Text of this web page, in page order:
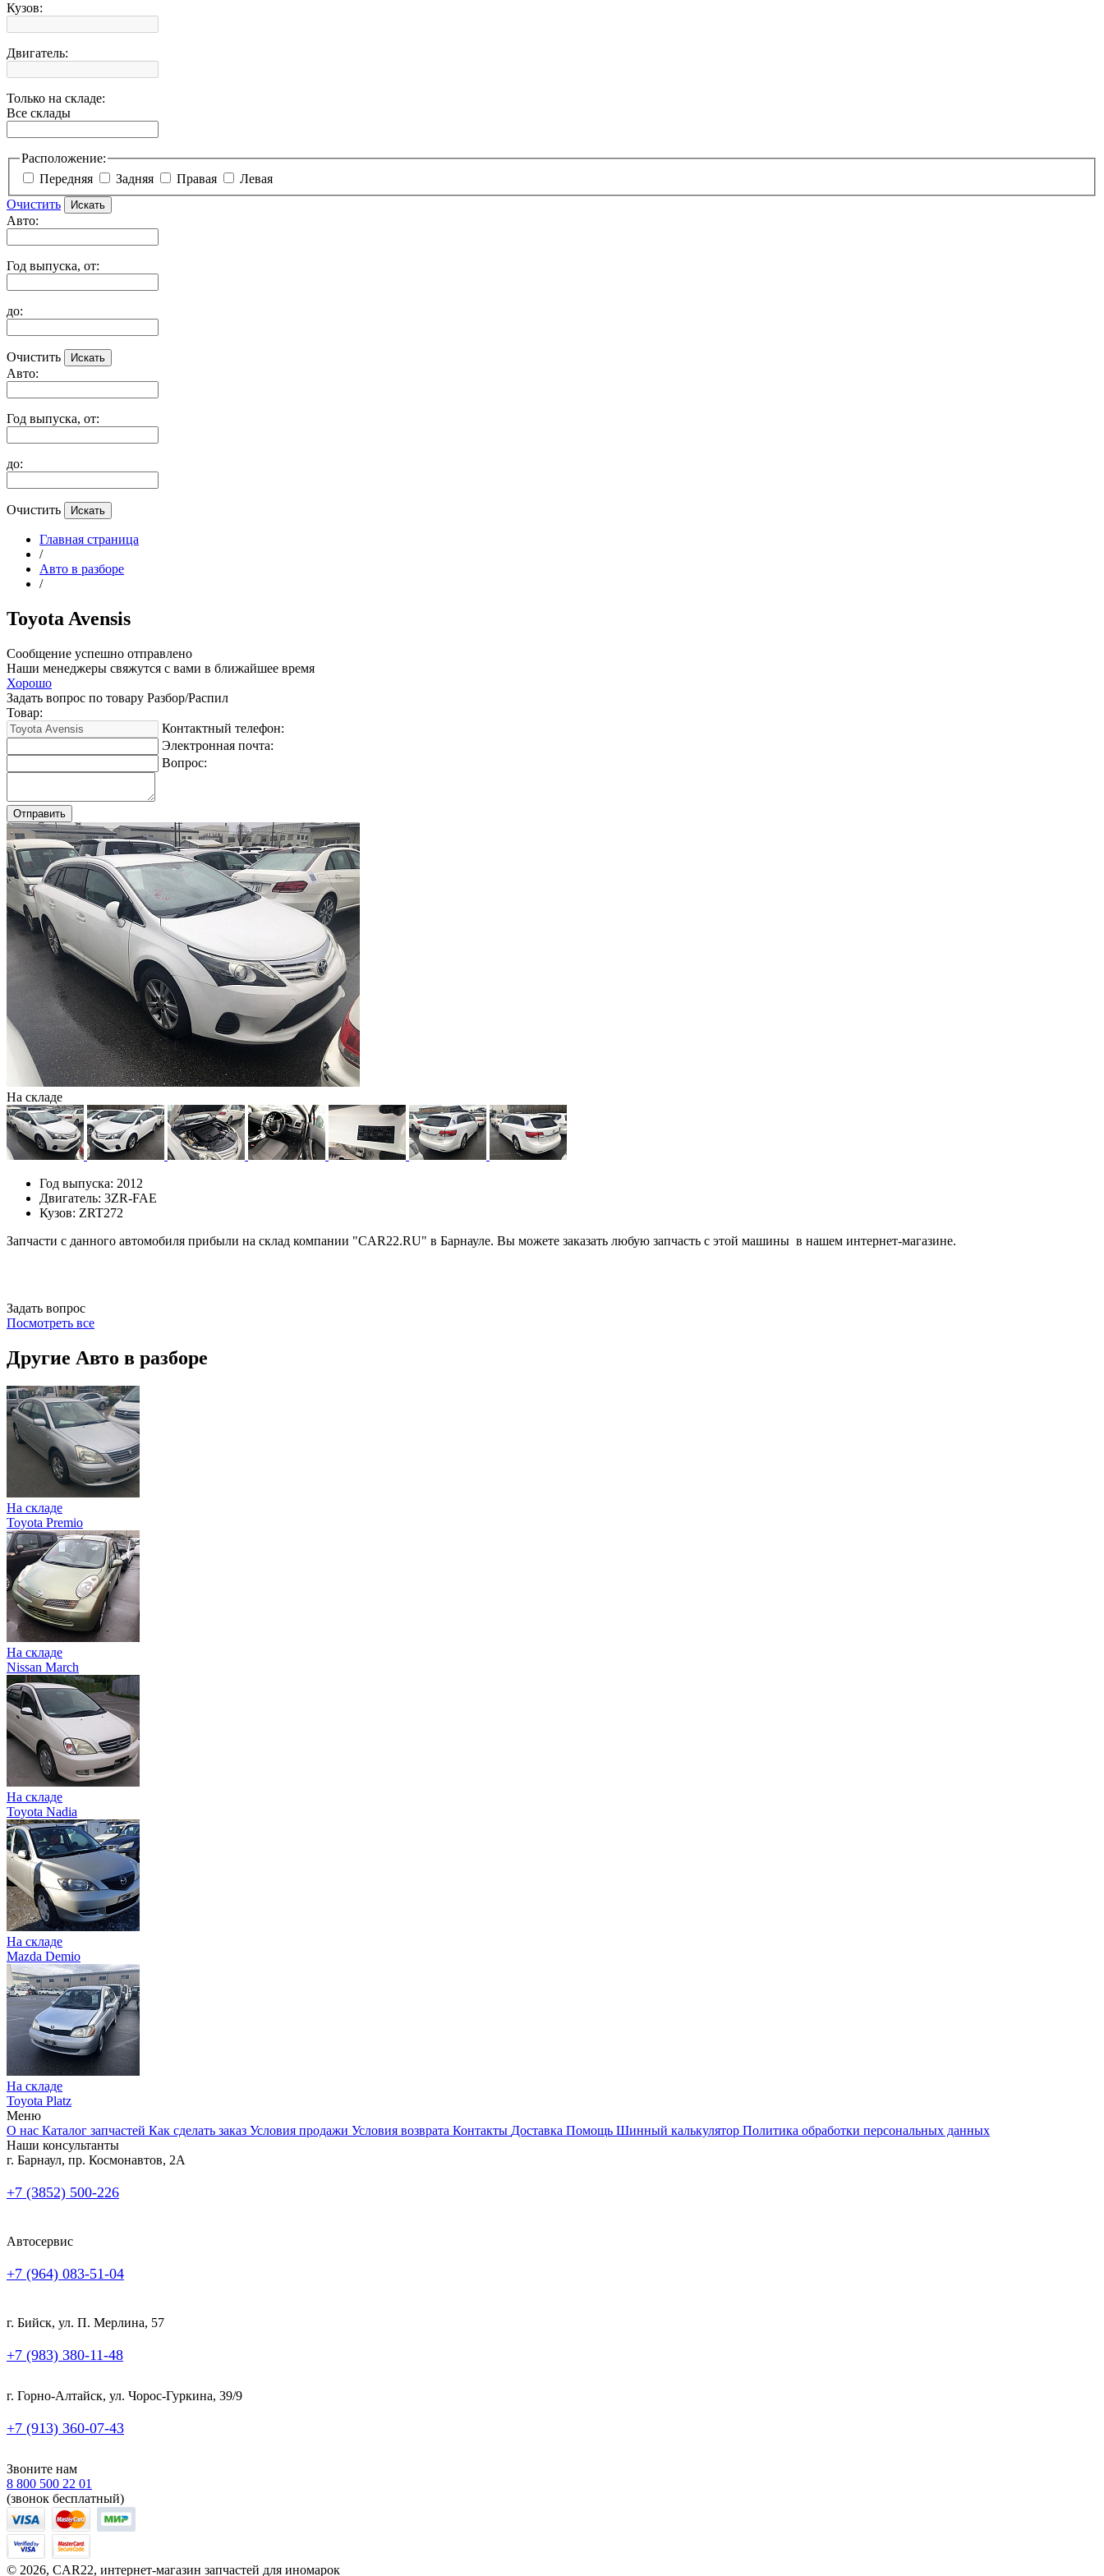
Кузов:
Двигатель:
Только на складе:
Все склады
Расположение:
Передняя
Задняя Правая
Левая
Очистить
Авто:
Год выпуска, от:
до:
Очистить
Авто:
Год выпуска, от:
до:
Очистить
Главная страница
/
Авто в разборе
/
Toyota Avensis
Сообщение успешно отправлено
Наши менеджеры свяжутся с вами в ближайшее время
Хорошо
Задать вопрос по товару Разбор/Распил
Товар:
Контактный телефон:
Электронная почта:
Вопрос:
На складе
Год выпуска: 2012
Двигатель: 3ZR-FAE
Кузов: ZRT272
Запчасти с данного автомобиля прибыли на склад компании "CAR22.RU" в Барнауле. Вы можете заказать любую запчасть с этой машины в нашем интернет-магазине.
Задать вопрос
Посмотреть все
Другие Авто в разборе
На складе
Toyota Premio
На складе
Nissan March
На складе
Toyota Nadia
На складе
Mazda Demio
На складе
Toyota Platz
Меню
О нас Каталог запчастей Как сделать заказ Условия продажи Условия возврата Контакты Доставка Помощь Шинный калькулятор Политика обработки персональных данных
Наши консультанты
г. Барнаул, пр. Космонавтов, 2А
+7 (3852) 500-226
Автосервис
+7 (964) 083-51-04
г. Бийск, ул. П. Мерлина, 57
+7 (983) 380-11-48
г. Горно-Алтайск, ул. Чорос-Гуркина, 39/9
+7 (913) 360-07-43
Звоните нам
8 800 500 22 01
(звонок бесплатный)
© 2026, CAR22, интернет-магазин запчастей для иномарок